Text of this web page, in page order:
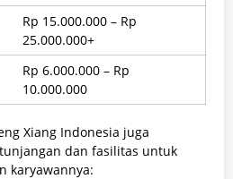
Rp 15.000.000 – Rp
25.000.000+
Rp 6.000.000 – Rp
10.000.000
Xiang Indonesia juga
dan fasilitas untuk
karyawannya: